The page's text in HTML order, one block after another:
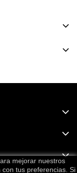
mejorar nuestros
tus preferencias. Si